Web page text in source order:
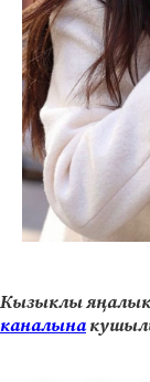
Кызыклы
каналына